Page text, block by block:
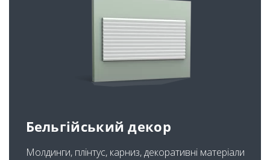
Бельгійський декор
Молдинги, плінтус, карниз, декоративні матеріали